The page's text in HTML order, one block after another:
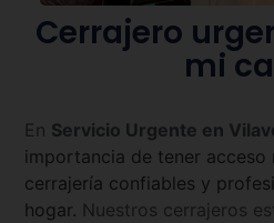
Cerrajero
mi
En Servicio Urgente en
importancia de tener acceso
cerrajería confiables y
hogar. Nuestros cerrajeros